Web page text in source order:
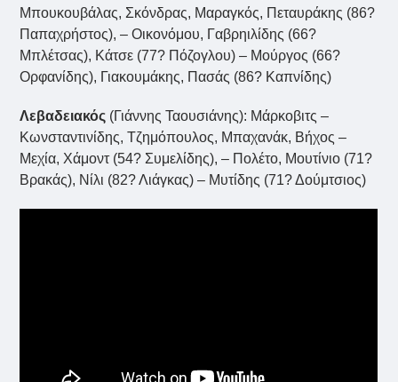
Μπουκουβάλας, Σκόνδρας, Μαραγκός, Πεταυράκης (86?
Παπαχρήστος), – Οικονόμου, Γαβρηιλίδης (66?
Μπλέτσας), Κάτσε (77? Πόζογλου) – Μούργος (66?
Ορφανίδης), Γιακουμάκης, Πασάς (86? Καπνίδης)
Λεβαδειακός (Γιάννης Ταουσιάνης): Μάρκοβιτς –
Κωνσταντινίδης, Τζημόπουλος, Μπαχανάκ, Βήχος –
Μεχία, Χάμοντ (54? Συμελίδης), – Πολέτο, Μουτίνιο (71?
Βρακάς), Νίλι (82? Λιάγκας) – Μυτίδης (71? Δούμτσιος)